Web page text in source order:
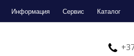
Информация Сервис Каталог